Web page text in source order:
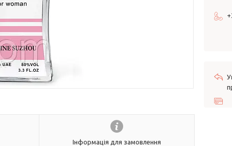
Інформація для замовлення